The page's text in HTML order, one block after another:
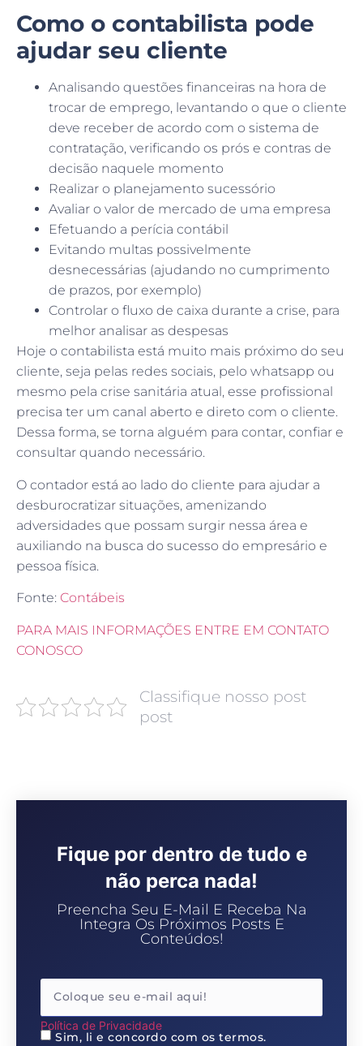
Como o contabilista pode
ajudar seu cliente
Analisando questões financeiras na hora de
trocar de emprego, levantando o que o cliente
deve receber de acordo com o sistema de
contratação, verificando os prós e contras de
decisão naquele momento
Realizar o planejamento sucessório
Avaliar o valor de mercado de uma empresa
Efetuando a perícia contábil
Evitando multas possivelmente
desnecessárias (ajudando no cumprimento
de prazos, por exemplo)
Controlar o fluxo de caixa durante a crise, para
melhor analisar as despesas
Hoje o contabilista está muito mais próximo do seu
cliente, seja pelas redes sociais, pelo whatsapp ou
mesmo pela crise sanitária atual, esse profissional
precisa ter um canal aberto e direto com o cliente.
Dessa forma, se torna alguém para contar, confiar e
consultar quando necessário.
O contador está ao lado do cliente para ajudar a
desburocratizar situações, amenizando
adversidades que possam surgir nessa área e
auxiliando na busca do sucesso do empresário e
pessoa física.
Fonte: Contábeis
PARA MAIS INFORMAÇÕES ENTRE EM CONTATO
CONOSCO
Classifique nosso post
post
Fique por dentro de tudo e
não perca nada!
Preencha Seu E-Mail E Receba Na
Integra Os Próximos Posts E
Conteúdos!
Política de Privacidade
Sim, li e concordo com os termos.